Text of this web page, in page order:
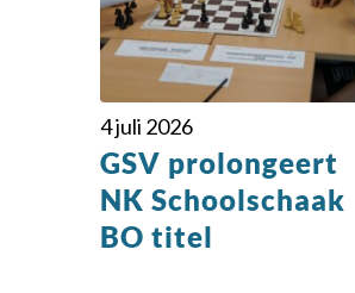
4 juli 2026
GSV prolongeert
NK Schoolschaak
BO titel